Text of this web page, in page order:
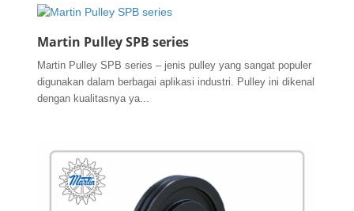
Martin Pulley SPB series
Martin Pulley SPB series – jenis pulley yang sangat populer
digunakan dalam berbagai aplikasi industri. Pulley ini dikenal
dengan kualitasnya ya...